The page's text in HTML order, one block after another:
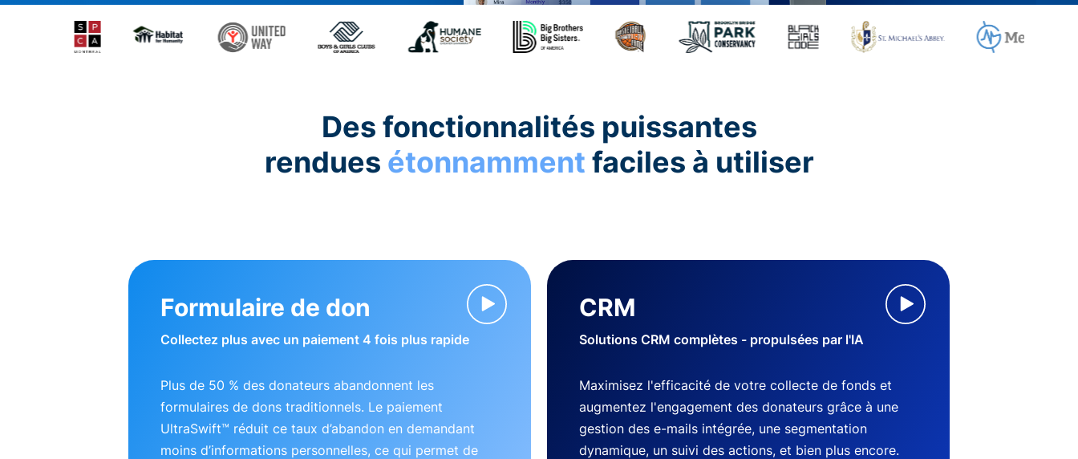
Des fonctionnalités puissantes
rendues étonnamment faciles à utiliser
Formulaire de don
Collectez plus avec un paiement 4 fois plus rapide
Plus de 50 % des donateurs abandonnent les
formulaires de dons traditionnels. Le paiement
UltraSwift™ réduit ce taux d’abandon en demandant
moins d’informations personnelles, ce qui permet de
CRM
Solutions CRM complètes - propulsées par l'IA
Maximisez l'efficacité de votre collecte de fonds et
augmentez l'engagement des donateurs grâce à une
gestion des e-mails intégrée, une segmentation
dynamique, un suivi des actions, et bien plus encore.